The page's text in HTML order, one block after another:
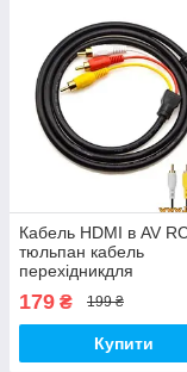
Кабель HDMI в AV
тюльпан кабель
перехідникдля
підключення
проекторів
179 ₴ 199 ₴
Купити